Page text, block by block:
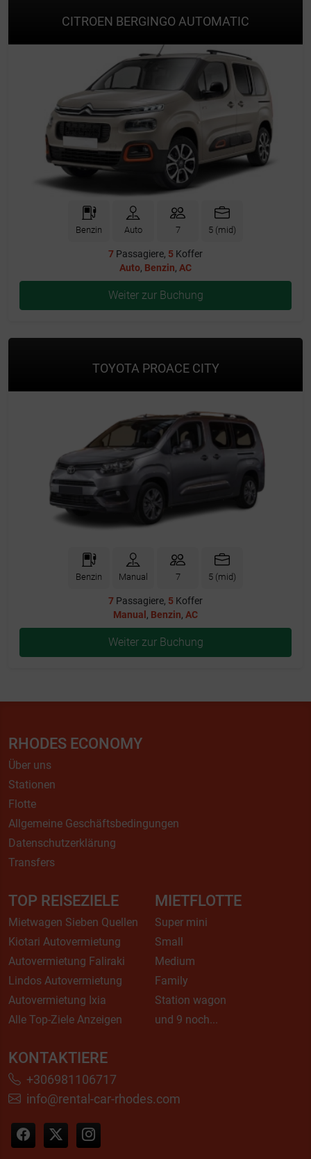
CITROEN BERGINGO AUTOMATIC
Benzin Auto 7 5 (mid)
7 Passagiere, 5 Koffer
Auto, Benzin, AC
Weiter zur Buchung
TOYOTA PROACE CITY
Benzin Manual 7 5 (mid)
7 Passagiere, 5 Koffer
Manual , Benzin, AC
Weiter zur Buchung
RHODES ECONOMY
Über uns
Stationen
Flotte
Allgemeine Geschäftsbedingungen
Datenschutzerklärung
Transfers
TOP REISEZIELE
Mietwagen Sieben Quellen
Kiotari Autovermietung
Autovermietung Faliraki
Lindos Autovermietung
Autovermietung Ixia
Alle Top-Ziele Anzeigen
MIETFLOTTE
Super mini
Small
Medium
Family
Station wagon
und 9 noch...
KONTAKTIERE
+306981106717
info@rental-car-rhodes.com